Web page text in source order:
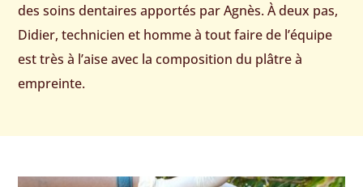
des soins dentaires apportés par Agnès. À deux pas,
Didier, technicien et homme à tout faire de l’équipe
est très à l’aise avec la composition du plâtre à
empreinte.